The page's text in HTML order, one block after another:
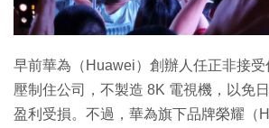
早前華為（Huawei）創辦人任正非接受
壓制住公司，不製造 8K 電視機，以免
盈利受損。不過，華為旗下品牌榮耀（